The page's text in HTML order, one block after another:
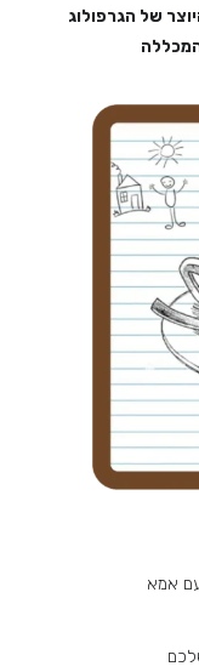
של הגרפולוג
אמא